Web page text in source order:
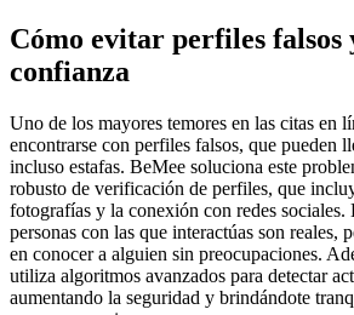
Cómo evitar perfiles
confianza
Uno de los mayores temores en las citas en
encontrarse con perfiles falsos, que pueden
incluso estafas. BeMee soluciona este
robusto de verificación de perfiles, que
fotografías y la conexión con redes sociales.
personas con las que interactúas son reales,
en conocer a alguien sin preocupaciones.
utiliza algoritmos avanzados para detectar
aumentando la seguridad y brindándote